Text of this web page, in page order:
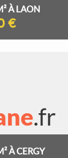
À LAON
€
À CERGY